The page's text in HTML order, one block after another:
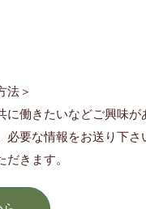
法＞
に働きたいなどご興味が
必要な情報をお送り下さ
きます。​